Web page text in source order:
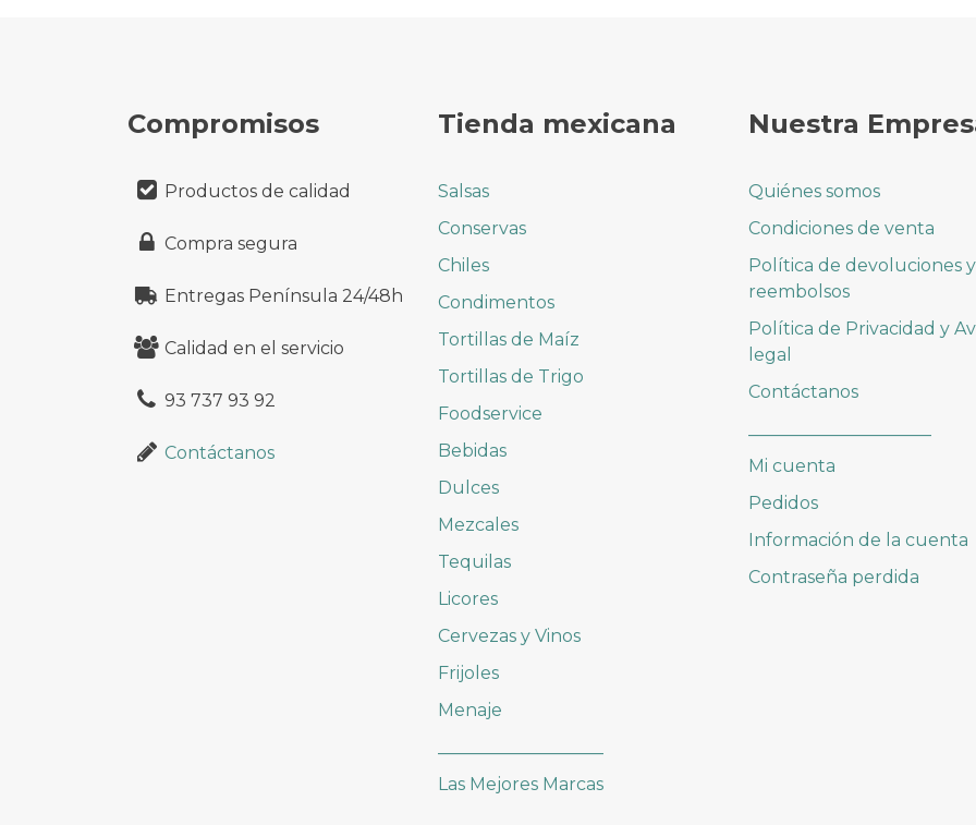
Compromisos
Productos de calidad
Compra segura
Entregas Península 24/48h
Calidad en el servicio
93 737 93 92
Contáctanos
Tienda mexicana
Salsas
Conservas
Chiles
Condimentos
Tortillas de Maíz
Tortillas de Trigo
Foodservice
Bebidas
Dulces
Mezcales
Tequilas
Licores
Cervezas y Vinos
Frijoles
Menaje
Las Mejores Marcas
Nuestra
Quiénes somos
Condiciones de venta
Política de devoluciones y
reembolsos
Política de Privacidad y
legal
Contáctanos
Mi cuenta
Pedidos
Información de la cuenta
Contraseña perdida